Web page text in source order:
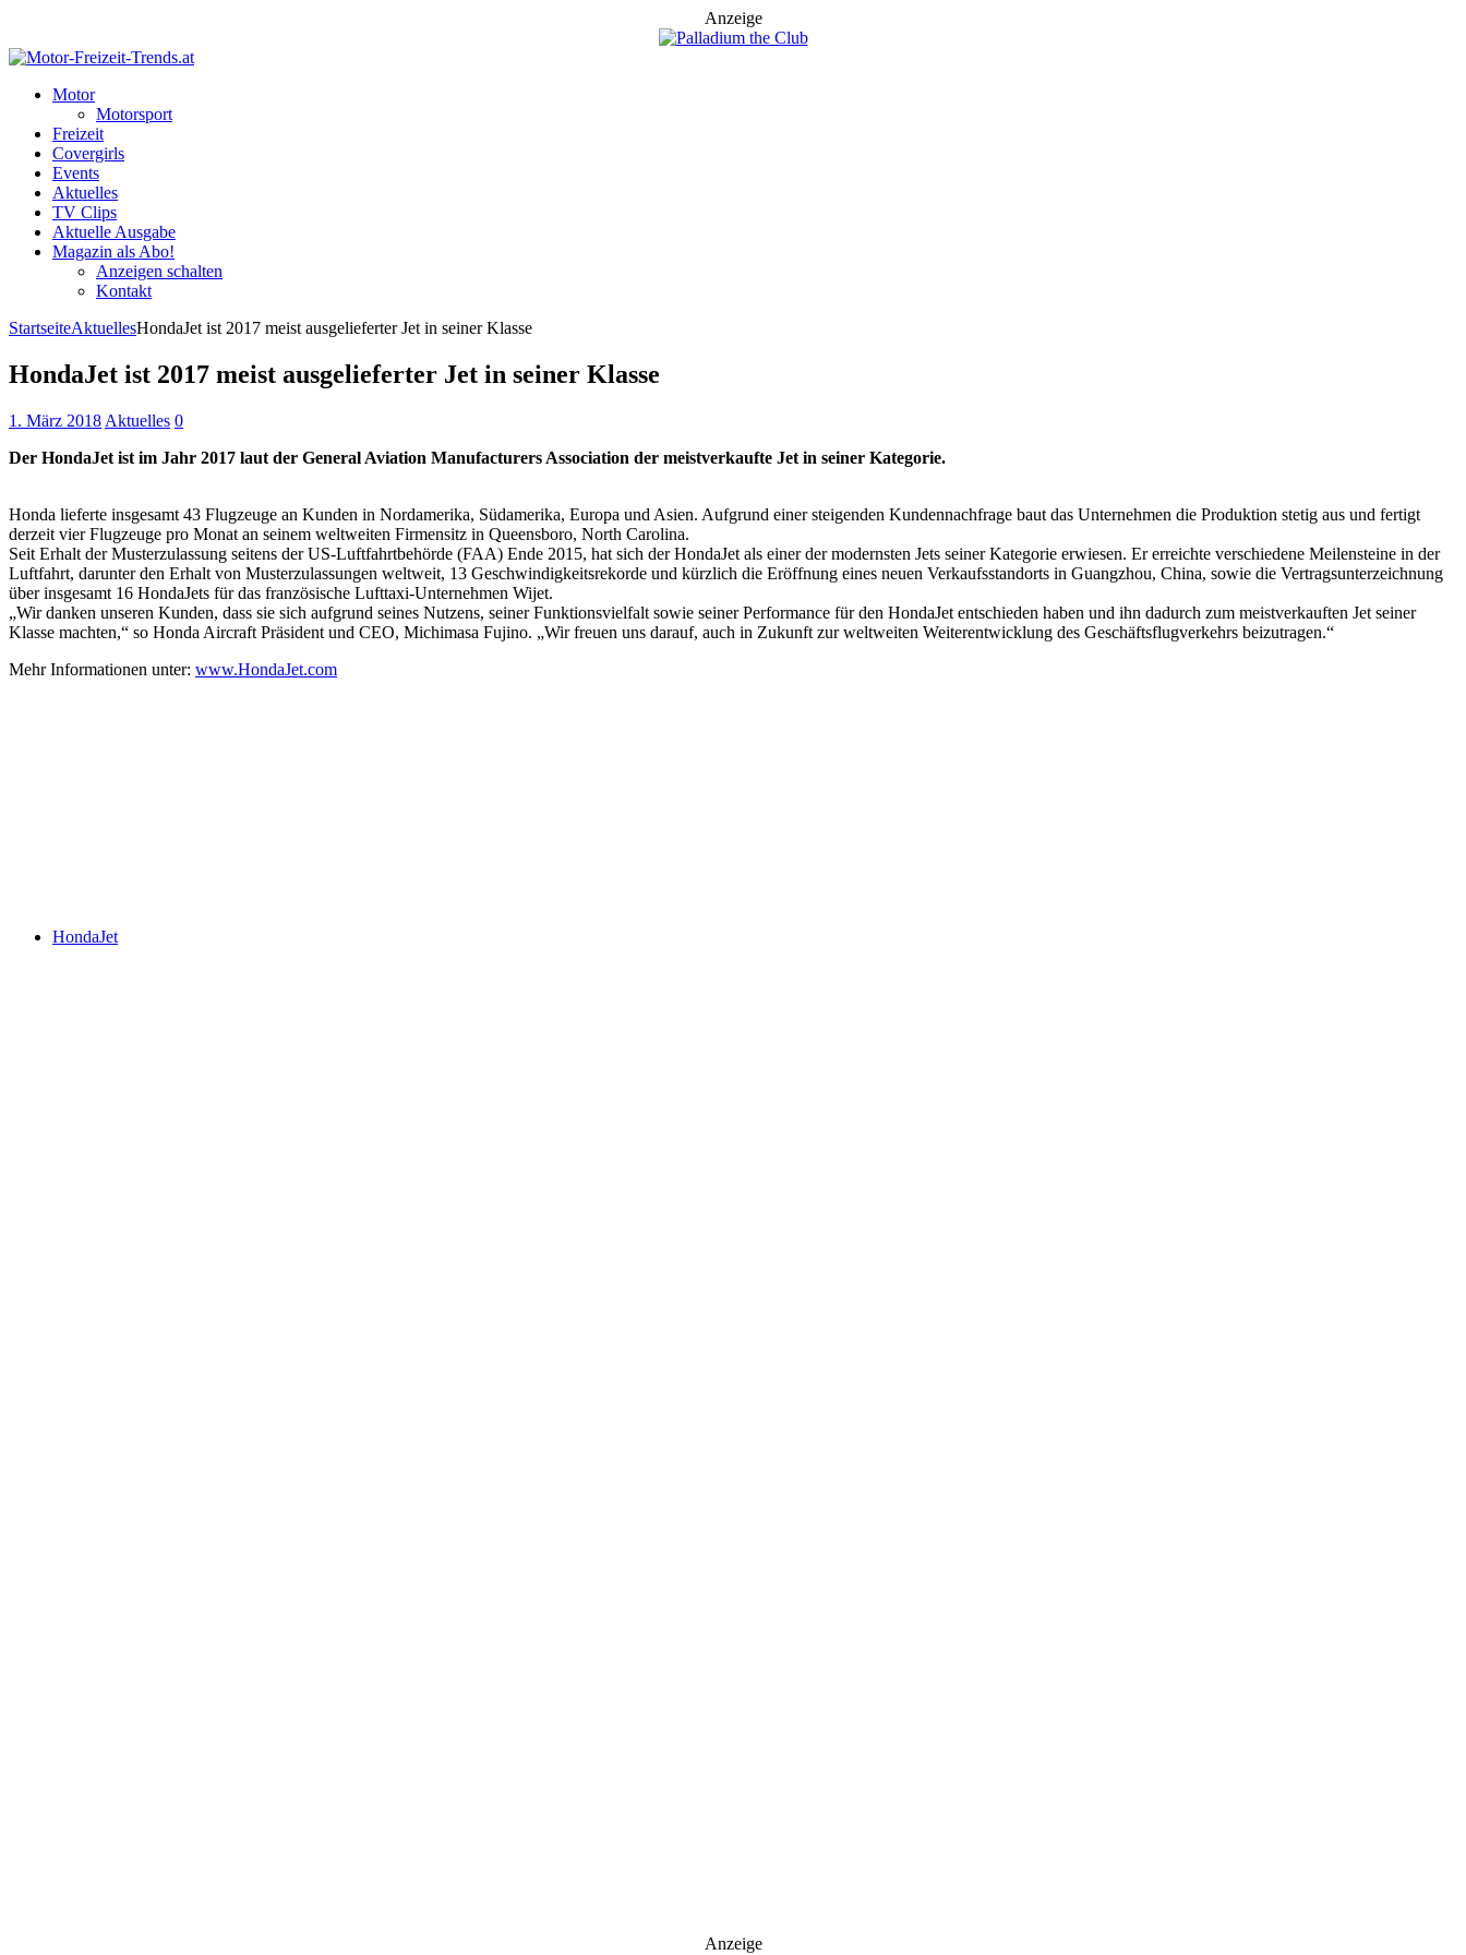
Anzeige
Motor
Motorsport
Freizeit
Covergirls
Events
Aktuelles
TV Clips
Aktuelle Ausgabe
Magazin als Abo!
Anzeigen schalten
Kontakt
StartseiteAktuellesHondaJet ist 2017 meist ausgelieferter Jet in seiner Klasse
HondaJet ist 2017 meist ausgelieferter Jet in seiner Klasse
1. März 2018 Aktuelles 0
Der HondaJet ist im Jahr 2017 laut der General Aviation Manufacturers Association der meistverkaufte Jet in seiner Kategorie.
Honda lieferte insgesamt 43 Flugzeuge an Kunden in Nordamerika, Südamerika, Europa und Asien. Aufgrund einer steigenden Kundennachfrage baut das Unternehmen die Produktion stetig aus und fertigt
derzeit vier Flugzeuge pro Monat an seinem weltweiten Firmensitz in Queensboro, North Carolina.
Seit Erhalt der Musterzulassung seitens der US-Luftfahrtbehörde (FAA) Ende 2015, hat sich der HondaJet als einer der modernsten Jets seiner Kategorie erwiesen. Er erreichte verschiedene Meilensteine in der
Luftfahrt, darunter den Erhalt von Musterzulassungen weltweit, 13 Geschwindigkeitsrekorde und kürzlich die Eröffnung eines neuen Verkaufsstandorts in Guangzhou, China, sowie die Vertragsunterzeichnung
über insgesamt 16 HondaJets für das französische Lufttaxi-Unternehmen Wijet.
„Wir danken unseren Kunden, dass sie sich aufgrund seines Nutzens, seiner Funktionsvielfalt sowie seiner Performance für den HondaJet entschieden haben und ihn dadurch zum meistverkauften Jet seiner
Klasse machten,“ so Honda Aircraft Präsident und CEO, Michimasa Fujino. „Wir freuen uns darauf, auch in Zukunft zur weltweiten Weiterentwicklung des Geschäftsflugverkehrs beizutragen.“
Mehr Informationen unter: www.HondaJet.com
HondaJet
Anzeige